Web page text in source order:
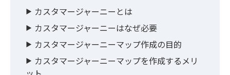
カスタマージャーニーとは
カスタマージャーニーはなぜ必要
カスタマージャーニーマップ作成の目的
カスタマージャーニーマップを作成するメリ